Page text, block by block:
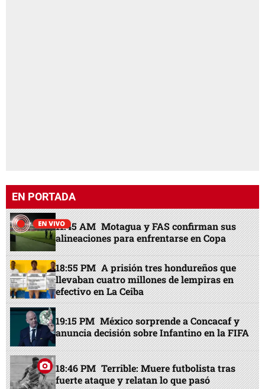
EN PORTADA
11:45 AM Motagua y FAS confirman sus
alineaciones para enfrentarse en Copa
18:55 PM A prisión tres hondureños que
llevaban cuatro millones de lempiras en
efectivo en La Ceiba
19:15 PM México sorprende a Concacaf y
anuncia decisión sobre Infantino en la FIFA
18:46 PM Terrible: Muere futbolista tras
fuerte ataque y relatan lo que pasó